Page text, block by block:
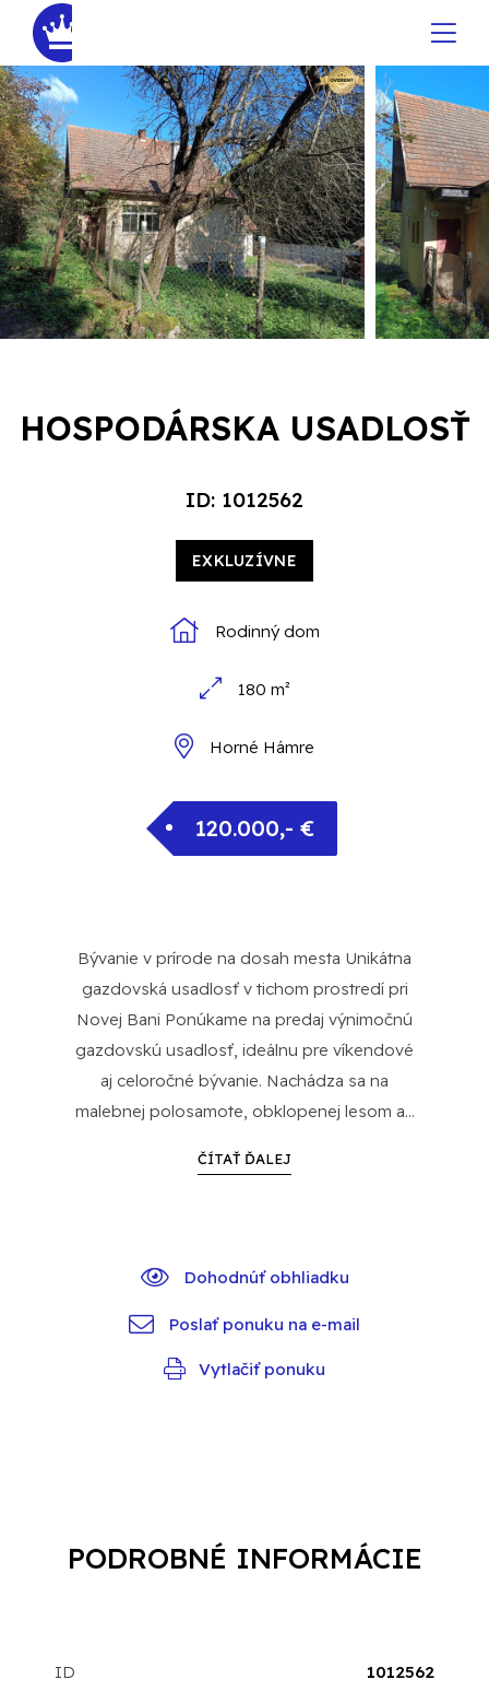
HOSPODÁRSKA USADLOSŤ
ID: 1012562
EXKLUZÍVNE
Rodinný dom
180 m²
Horné Hámre
120.000,- €
Bývanie v prírode na dosah mesta Unikátna
gazdovská usadlosť v tichom prostredí pri
Novej Bani Ponúkame na predaj výnimočnú
gazdovskú usadlosť, ideálnu pre víkendové
aj celoročné bývanie. Nachádza sa na
malebnej polosamote, obklopenej lesom a...
ČÍTAŤ ĎALEJ
Dohodnúť obhliadku
Poslať ponuku na e-mail
Vytlačiť ponuku
PODROBNÉ INFORMÁCIE
ID 1012562